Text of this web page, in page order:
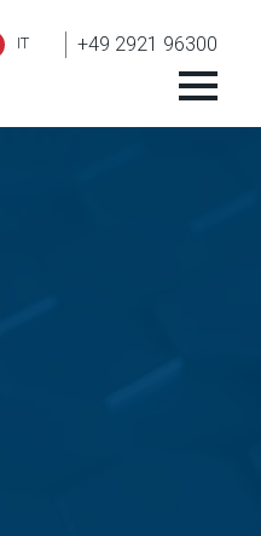
IT +49 2921 96300